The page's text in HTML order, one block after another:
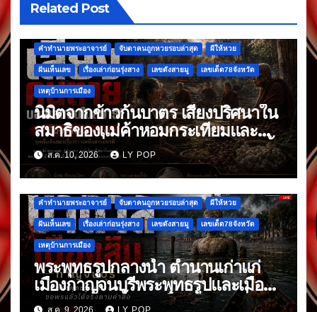
Related Post
คำทำนายพระอาจารย์ จับตาคนถูกหวยรอบล่าสุด ผีให้หวย
ฝันเห็นเลข เรื่องเล่าก่อนรุ่งสาง เลขดังสายมู เลขเด็ด78จังหวัด
เหตุบ้านการเมือง
นิมิตจากข้าวก้นบาตร เสียงปริศนาใน
สมาธิของแม่ค้าหอมกระเทียมและ
พริกแห้ง ที่มาหลังจากข้าวก้นบาตรมื้อ
แรก
ส.ค. 10, 2026 LY POP
คำทำนายพระอาจารย์ จับตาคนถูกหวยรอบล่าสุด ผีให้หวย
ฝันเห็นเลข เรื่องเล่าก่อนรุ่งสาง เลขดังสายมู เลขเด็ด78จังหวัด
เหตุบ้านการเมือง
พระพุทธรูปกลางน้ำ ตำนานเก่าแก่
เมืองกาญจนบุรีพระพุทธรูปและเมืองที่
จมหายกลางน้ำ อันเป็นเรื่องเล่าที่สืบ
ส.ค. 9, 2026 LY POP